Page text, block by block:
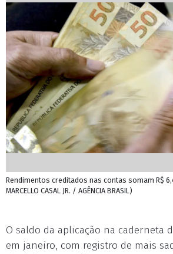
Rendimentos creditados nas contas somam R$
MARCELLO CASAL JR. / AGÊNCIA BRASIL)
O saldo da aplicação na caderneta
em janeiro, com registro de mais